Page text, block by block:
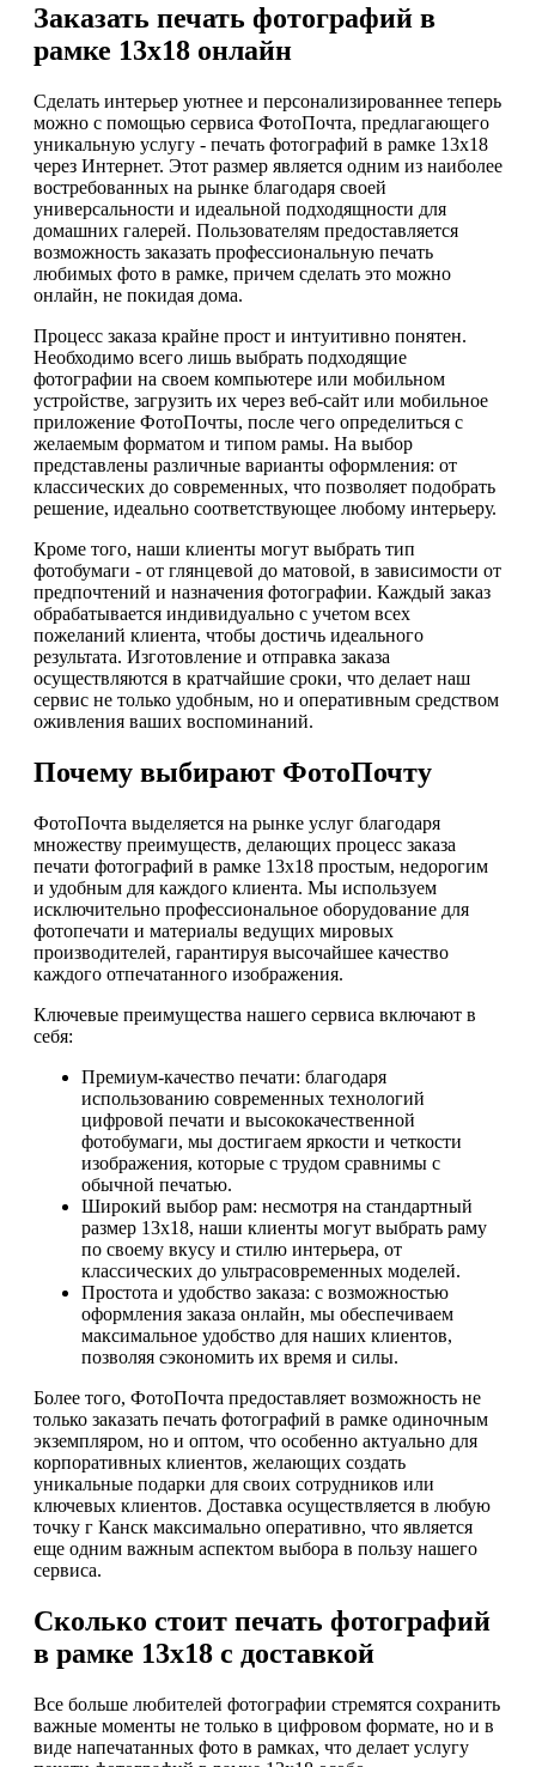
Заказать печать фотографий в
рамке 13х18 онлайн
Сделать интерьер уютнее и персонализированнее теперь
можно с помощью сервиса ФотоПочта, предлагающего
уникальную услугу - печать фотографий в рамке 13х18
через Интернет. Этот размер является одним из наиболее
востребованных на рынке благодаря своей
универсальности и идеальной подходящности для
домашних галерей. Пользователям предоставляется
возможность заказать профессиональную печать
любимых фото в рамке, причем сделать это можно
онлайн, не покидая дома.
Процесс заказа крайне прост и интуитивно понятен.
Необходимо всего лишь выбрать подходящие
фотографии на своем компьютере или мобильном
устройстве, загрузить их через веб-сайт или мобильное
приложение ФотоПочты, после чего определиться с
желаемым форматом и типом рамы. На выбор
представлены различные варианты оформления: от
классических до современных, что позволяет подобрать
решение, идеально соответствующее любому интерьеру.
Кроме того, наши клиенты могут выбрать тип
фотобумаги - от глянцевой до матовой, в зависимости от
предпочтений и назначения фотографии. Каждый заказ
обрабатывается индивидуально с учетом всех
пожеланий клиента, чтобы достичь идеального
результата. Изготовление и отправка заказа
осуществляются в кратчайшие сроки, что делает наш
сервис не только удобным, но и оперативным средством
оживления ваших воспоминаний.
Почему выбирают ФотоПочту
ФотоПочта выделяется на рынке услуг благодаря
множеству преимуществ, делающих процесс заказа
печати фотографий в рамке 13х18 простым, недорогим
и удобным для каждого клиента. Мы используем
исключительно профессиональное оборудование для
фотопечати и материалы ведущих мировых
производителей, гарантируя высочайшее качество
каждого отпечатанного изображения.
Ключевые преимущества нашего сервиса включают в
себя:
Премиум-качество печати: благодаря
использованию современных технологий
цифровой печати и высококачественной
фотобумаги, мы достигаем яркости и четкости
изображения, которые с трудом сравнимы с
обычной печатью.
Широкий выбор рам: несмотря на стандартный
размер 13х18, наши клиенты могут выбрать раму
по своему вкусу и стилю интерьера, от
классических до ультрасовременных моделей.
Простота и удобство заказа: с возможностью
оформления заказа онлайн, мы обеспечиваем
максимальное удобство для наших клиентов,
позволяя сэкономить их время и силы.
Более того, ФотоПочта предоставляет возможность не
только заказать печать фотографий в рамке одиночным
экземпляром, но и оптом, что особенно актуально для
корпоративных клиентов, желающих создать
уникальные подарки для своих сотрудников или
ключевых клиентов. Доставка осуществляется в любую
точку г Канск максимально оперативно, что является
еще одним важным аспектом выбора в пользу нашего
сервиса.
Сколько стоит печать фотографий
в рамке 13х18 с доставкой
Все больше любителей фотографии стремятся сохранить
важные моменты не только в цифровом формате, но и в
виде напечатанных фото в рамках, что делает услугу